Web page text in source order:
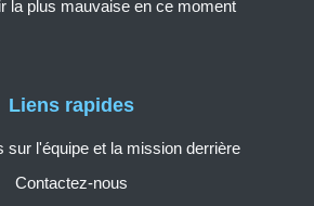
Liens rapides
sur l'équipe et la mission derrière
Contactez-nous
la plus mauvaise en ce moment